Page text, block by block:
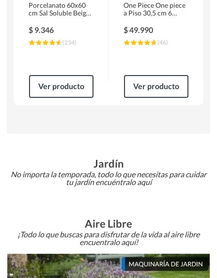
Porcelanato 60x60
cm Sal Soluble Beige
$ 9.346
(234)
Ver producto
One Piece One piece
a Piso 30,5 cm 6
$49.990
(46)
Ver producto
Jardín
No importa la temporada, todo lo que necesitas para cuidar
tu jardín encuéntralo aquí
Aire Libre
¡Todo lo que buscas para disfrutar de la vida al aire libre
encuentralo aquí!